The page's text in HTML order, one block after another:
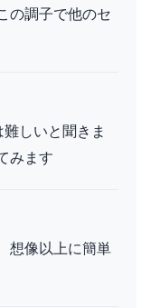
の調子で他のセ
しいと聞きま
みます
想像以上に簡単